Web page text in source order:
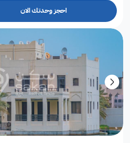
احجز وحدتك الان